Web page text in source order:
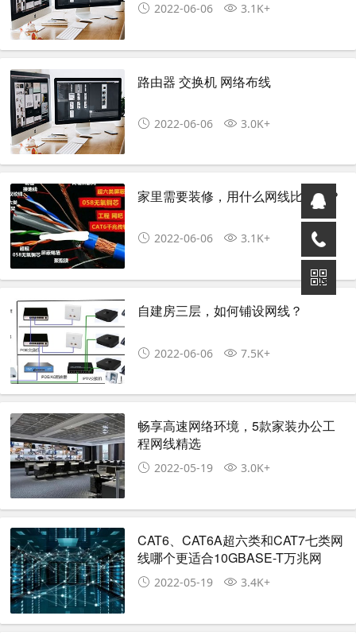
2022-06-06 3.1K+
路由器 交换机 网络布线
2022-06-06 3.0K+
家里需要装修，用什么网线比较好？
2022-06-06 3.1K+
自建房三层，如何铺设网线？
2022-06-06 7.5K+
畅享高速网络环境，5款家装办公工
程网线精选
2022-05-19 3.0K+
CAT6、CAT6A超六类和CAT7七类网
线哪个更适合10GBASE-T万兆网
络？2022-05-19 3.4K+